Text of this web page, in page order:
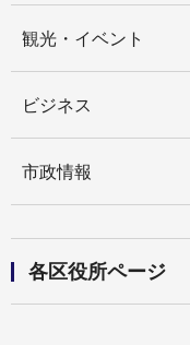
観光・イベント
ビジネス
市政情報
各区役所ページ